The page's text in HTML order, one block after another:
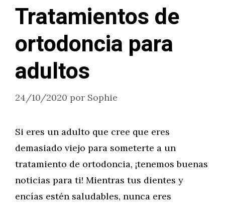
Tratamientos de
ortodoncia para
adultos
24/10/2020 por Sophie
Si eres un adulto que cree que eres
demasiado viejo para someterte a un
tratamiento de ortodoncia, ¡tenemos buenas
noticias para ti! Mientras tus dientes y
encías estén saludables, nunca eres